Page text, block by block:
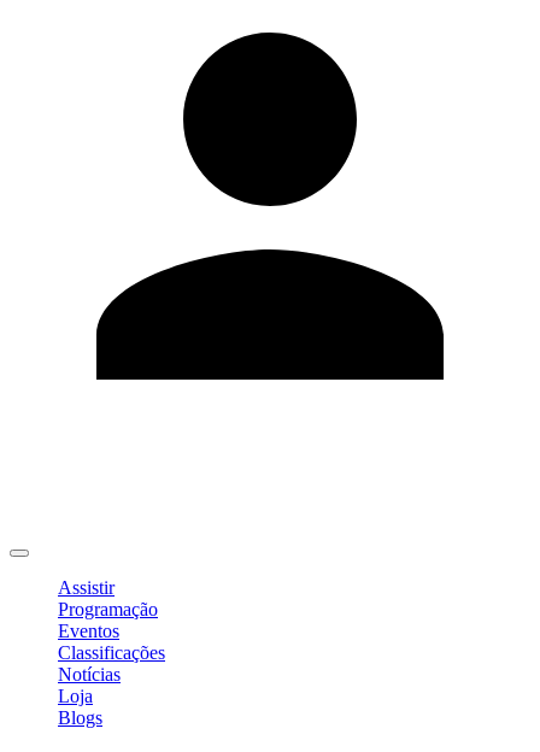
Assistir
Programação
Eventos
Classificações
Notícias
Loja
Blogs